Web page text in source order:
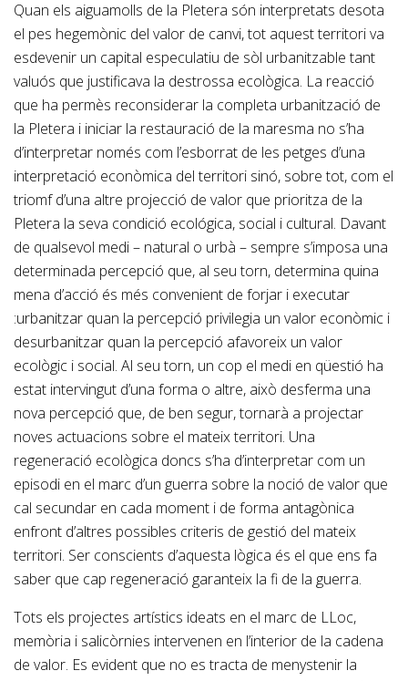
Quan els aiguamolls de la Pletera són interpretats desota
el pes hegemònic del valor de canvi, tot aquest territori va
esdevenir un capital especulatiu de sòl urbanitzable tant
valuós que justificava la destrossa ecològica. La reacció
que ha permès reconsiderar la completa urbanització de
la Pletera i iniciar la restauració de la maresma no s’ha
d’interpretar només com l’esborrat de les petges d’una
interpretació econòmica del territori sinó, sobre tot, com el
triomf d’una altre projecció de valor que prioritza de la
Pletera la seva condició ecológica, social i cultural. Davant
de qualsevol medi – natural o urbà – sempre s’imposa una
determinada percepció que, al seu torn, determina quina
mena d’acció és més convenient de forjar i executar
:urbanitzar quan la percepció privilegia un valor econòmic i
desurbanitzar quan la percepció afavoreix un valor
ecològic i social. Al seu torn, un cop el medi en qüestió ha
estat intervingut d’una forma o altre, això desferma una
nova percepció que, de ben segur, tornarà a projectar
noves actuacions sobre el mateix territori. Una
regeneració ecològica doncs s’ha d’interpretar com un
episodi en el marc d’un guerra sobre la noció de valor que
cal secundar en cada moment i de forma antagònica
enfront d’altres possibles criteris de gestió del mateix
territori. Ser conscients d’aquesta lògica és el que ens fa
saber que cap regeneració garanteix la fi de la guerra.
Tots els projectes artístics ideats en el marc de LLoc,
memòria i salicòrnies intervenen en l’interior de la cadena
de valor. Es evident que no es tracta de menystenir la